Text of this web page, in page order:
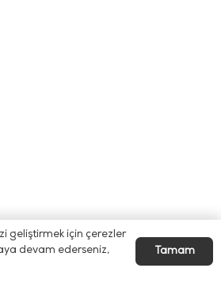
geliştirmek için çerezler
devam ederseniz,
Tamam